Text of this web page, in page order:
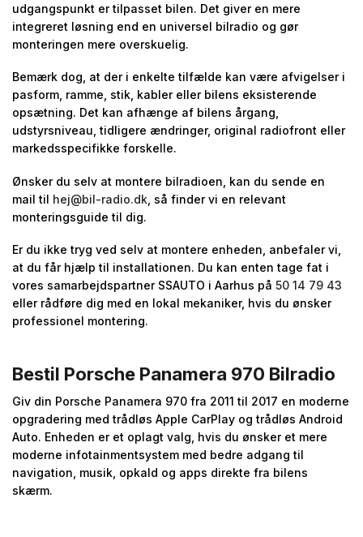
udgangspunkt er tilpasset bilen. Det giver en mere
integreret løsning end en universel bilradio og gør
monteringen mere overskuelig.
Bemærk dog, at der i enkelte tilfælde kan være afvigelser i
pasform, ramme, stik, kabler eller bilens eksisterende
opsætning. Det kan afhænge af bilens årgang,
udstyrsniveau, tidligere ændringer, original radiofront eller
markedsspecifikke forskelle.
Ønsker du selv at montere bilradioen, kan du sende en
mail til hej@bil-radio.dk , så finder vi en relevant
monteringsguide til dig.
Er du ikke tryg ved selv at montere enheden, anbefaler vi,
at du får hjælp til installationen. Du kan enten tage fat i
vores samarbejdspartner SSAUTO i Aarhus på 50 14 79 43
eller rådføre dig med en lokal mekaniker, hvis du ønsker
professionel montering.
Bestil Porsche Panamera 970 Bilradio
Giv din Porsche Panamera 970 fra 2011 til 2017 en moderne
opgradering med trådløs Apple CarPlay og trådløs Android
Auto. Enheden er et oplagt valg, hvis du ønsker et mere
moderne infotainmentsystem med bedre adgang til
navigation, musik, opkald og apps direkte fra bilens
skærm.